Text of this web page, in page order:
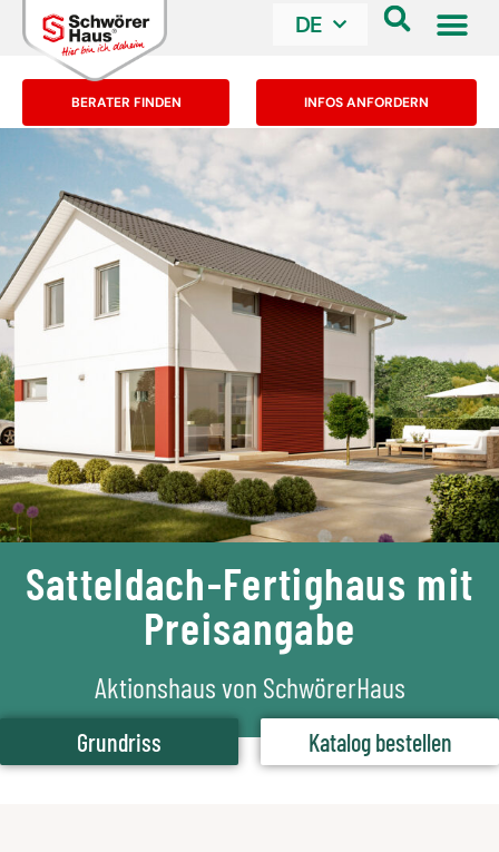
DE
BERATER FINDEN INFOS ANFORDERN
Satteldach-Fertighaus mit
Preisangabe
Aktionshaus von SchwörerHaus
Grundriss Katalog bestellen